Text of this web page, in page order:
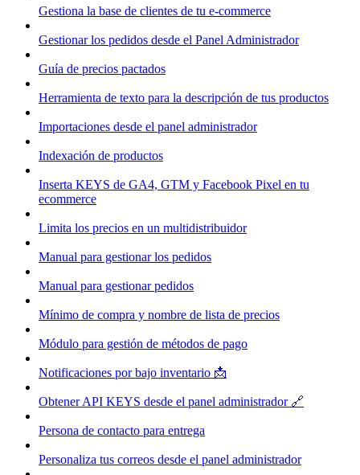
Gestiona la base de clientes de tu e-commerce
Gestionar los pedidos desde el Panel Administrador
Guía de precios pactados
Herramienta de texto para la descripción de tus productos
Importaciones desde el panel administrador
Indexación de productos
Inserta KEYS de GA4, GTM y Facebook Pixel en tu
ecommerce
Limita los precios en un multidistribuidor
Manual para gestionar los pedidos
Manual para gestionar pedidos
Mínimo de compra y nombre de lista de precios
Módulo para gestión de métodos de pago
Notificaciones por bajo inventario 📩
Obtener API KEYS desde el panel administrador 🔗
Persona de contacto para entrega
Personaliza tus correos desde el panel administrador